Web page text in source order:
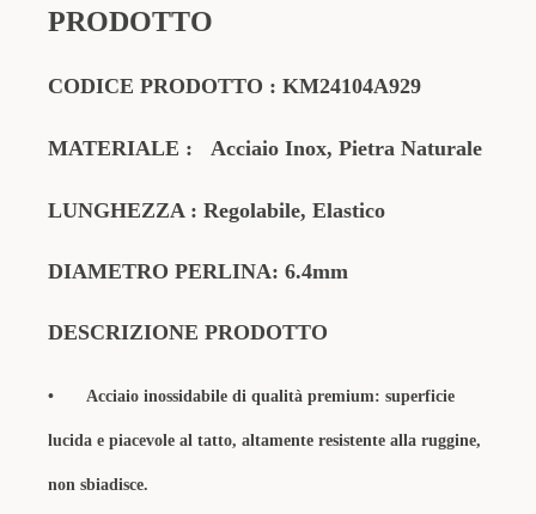
PRODOTTO
CODICE PRODOTTO : KM24104A929
MATERIALE : Acciaio Inox, Pietra Naturale
LUNGHEZZA : Regolabile, Elastico
DIAMETRO PERLINA: 6.4mm
DESCRIZIONE PRODOTTO
• Acciaio inossidabile di qualità premium: superficie
lucida e piacevole al tatto, altamente resistente alla ruggine,
non sbiadisce.